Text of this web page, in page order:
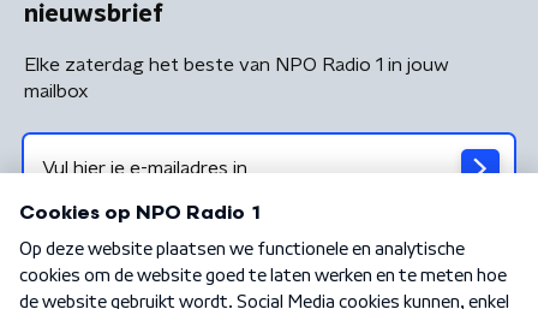
nieuwsbrief
Elke zaterdag het beste van NPO Radio 1 in jouw
mailbox